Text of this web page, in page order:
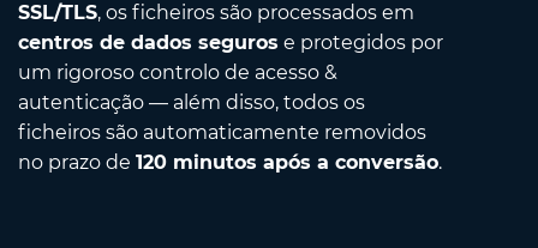
SSL/TLS, os ficheiros são processados em
centros de dados seguros e protegidos por
um rigoroso controlo de acesso &
autenticação — além disso, todos os
ficheiros são automaticamente removidos
no prazo de 120 minutos após a conversão.